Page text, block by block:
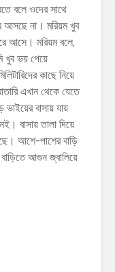
বলে ওদের সাথে
আসছে না। মরিয়ম খুব
আসে। মরিয়ম বলে,
খুব ভয় পেয়ে
কাছে নিয়ে
এখান থেকে যেতে
বাসায় যায়
বাসায় তালা দিয়ে
আশে-পাশের বাড়ি
বাড়িতে আগুন জ্বালিয়ে